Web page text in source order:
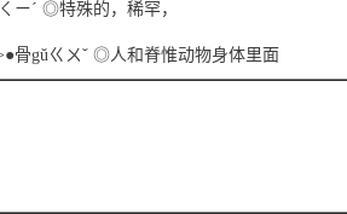
ㄧˊ ◎特殊的，稀罕，
骨gǔㄍㄨˇ ◎人和脊惟动物身体里面